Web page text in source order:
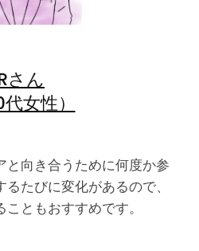
さん
代女性）
と向き合うために何度か参
たびに変化があるので、
ともおすすめです。